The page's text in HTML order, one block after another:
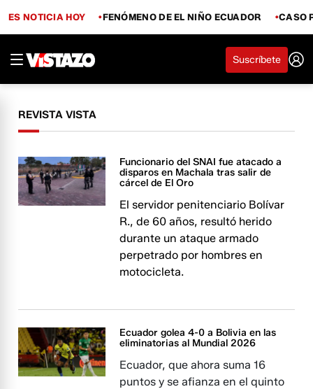
ES NOTICIA HOY FENÓMENO DE EL NIÑO ECUADOR CASO
Suscríbete
REVISTA VISTA
Funcionario del SNAI fue atacado a
disparos en Machala tras salir de
cárcel de El Oro
El servidor penitenciario Bolívar
R., de 60 años, resultó herido
durante un ataque armado
perpetrado por hombres en
motocicleta.
Ecuador golea 4-0 a Bolivia en las
eliminatorias al Mundial 2026
Ecuador, que ahora suma 16
puntos y se afianza en el quinto